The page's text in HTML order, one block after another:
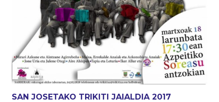
SAN JOSETAKO TRIKITI JAIALDIA 2017